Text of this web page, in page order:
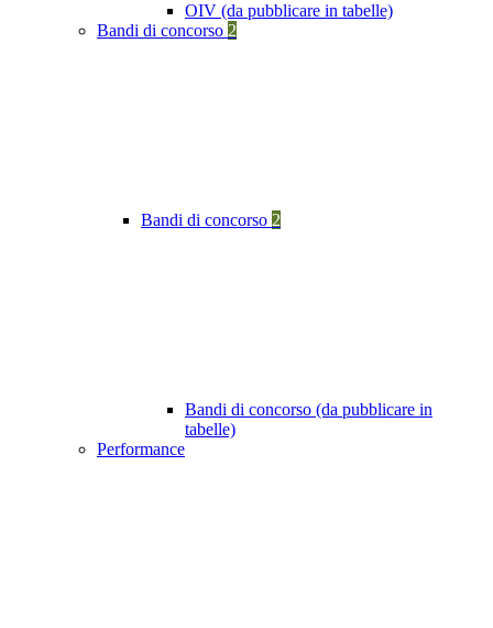
OIV (da pubblicare in tabelle)
Bandi di concorso 2
Bandi di concorso 2
Bandi di concorso (da pubblicare in
tabelle)
Performance